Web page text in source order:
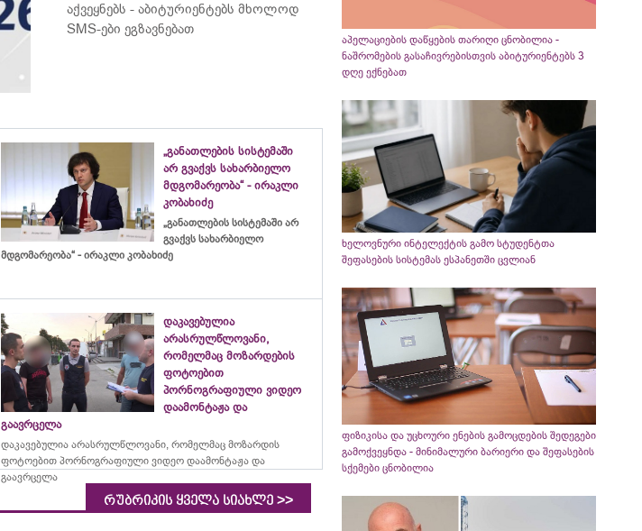
აქვეყნებს - აბიტურიენტებს მხოლოდ
SMS-ები ეგზავნებათ
„განათლების სისტემაში
არ გვაქვს სახარბიელო
მდგომარეობა“ - ირაკლი
კობახიძე
„განათლების სისტემაში არ
გვაქვს სახარბიელო
მდგომარეობა“ - ირაკლი კობახიძე
დაკავებულია
არასრულწლოვანი,
რომელმაც მოზარდების
ფოტოებით
პორნოგრაფიული ვიდეო
დაამონტაჟა და
გაავრცელა
დაკავებულია არასრულწლოვანი, რომელმაც მოზარდის
ფოტოებით პორნოგრაფიული ვიდეო დაამონტაჟა და
გაავრცელა
რუბრიკის ყველა სიახლე >>
აპელაციების დაწყების თარიღი ცნობილია -
ნაშრომების გასაჩივრებისთვის აბიტურიენტებს 3
დღე ექნებათ
ხელოვნური ინტელექტის გამო სტუდენტთა
შეფასების სისტემას ესპანეთში ცვლიან
ფიზიკისა და უცხოური ენების გამოცდების შედეგები
გამოქვეყნდა - მინიმალური ბარიერი და შეფასების
სქემები ცნობილია